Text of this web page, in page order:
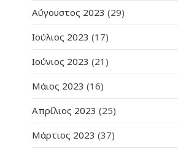
Αύγουστος 2023 (29)
Ιούλιος 2023 (17)
Ιούνιος 2023 (21)
Μάιος 2023 (16)
Απρίλιος 2023 (25)
Μάρτιος 2023 (37)